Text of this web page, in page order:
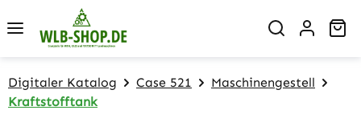
Zum Hauptinhalt springen
Digitaler Katalog Case 521
Maschinengestell
Kraftstofftank